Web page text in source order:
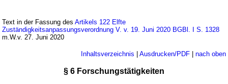
Text in der Fassung desArtikels 122 Elfte
Zuständigkeitsanpassungsverordnung V. v. 19. Juni 2020 BGBl. I S. 1328
m.W.v. 27. Juni 2020
Inhaltsverzeichnis | Ausdrucken/PDF| nach oben
§ 6 Forschungstätigkeiten